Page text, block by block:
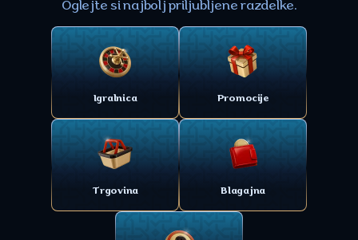
Oglejte si najbolj priljubljene razdelke.
Igralnica Promocije
Trgovina Blagajna